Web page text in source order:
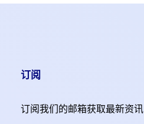
订阅
订阅我们的邮箱获取最新资讯